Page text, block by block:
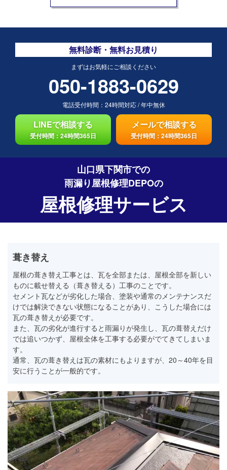
無料診断・無料お見積り
まずはお気軽にご相談ください
050-1883-0629
電話受付時間： 24時間対応/年中無休
LINEで相談する
受付時間：24時間365日
メールで相談する
受付時間：24時間365日
山口県下関市での
雨漏り屋根修理DEPOの
屋根修理サービス
葺き替え
屋根の葺き替え工事とは、瓦を全部または、屋根全部を新しい
ものに載せ替える（葺き替える）工事のことです。
セメント瓦などが劣化した場合、塗装や通常のメンテナンスだ
けでは解決できない状態になることがあり、こうした場合には
瓦の葺き替えが必要です。
また、瓦の劣化が進行すると雨漏りが発生し、瓦の葺替えだけ
では追いつかず、屋根全体を工事する必要がでてきてしまいま
す。
通常、瓦の葺き替えは瓦の素材にもよりますが、20～40年を目
安に行うことが一般的です。